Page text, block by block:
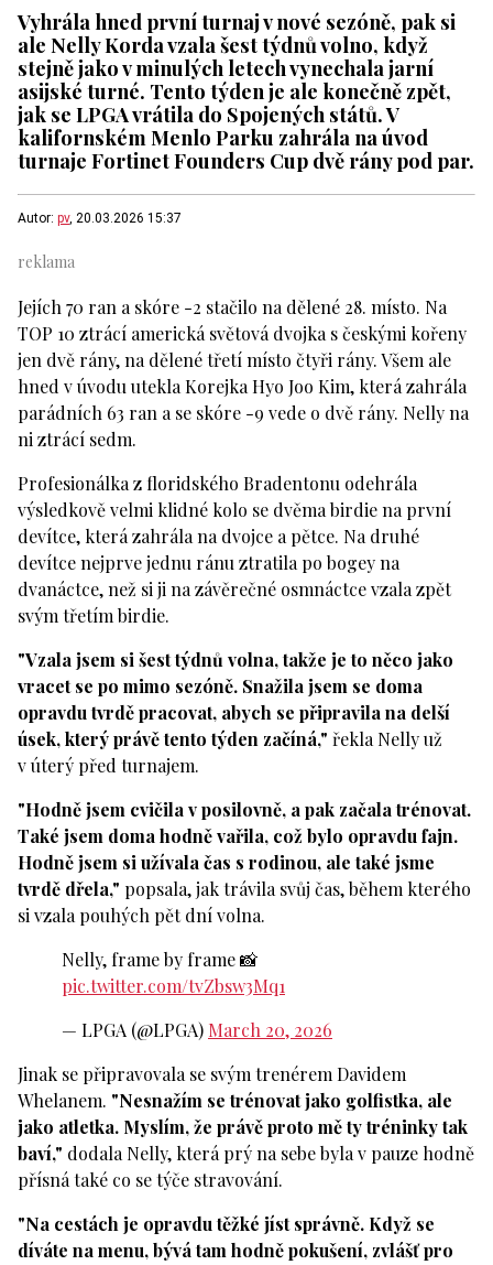
Vyhrála hned první turnaj v nové sezóně, pak si
ale Nelly Korda vzala šest týdnů volno, když
stejně jako v minulých letech vynechala jarní
asijské turné. Tento týden je ale konečně zpět,
jak se LPGA vrátila do Spojených států. V
kalifornském Menlo Parku zahrála na úvod
turnaje Fortinet Founders Cup dvě rány pod par.
Autor: pv, 20.03.2026 15:37
Jejích 70 ran a skóre -2 stačilo na dělené 28. místo. Na
TOP 10 ztrácí americká světová dvojka s českými kořeny
jen dvě rány, na dělené třetí místo čtyři rány. Všem ale
hned v úvodu utekla Korejka Hyo Joo Kim, která zahrála
parádních 63 ran a se skóre -9 vede o dvě rány. Nelly na
ni ztrácí sedm.
Profesionálka z floridského Bradentonu odehrála
výsledkově velmi klidné kolo se dvěma birdie na první
devítce, která zahrála na dvojce a pětce. Na druhé
devítce nejprve jednu ránu ztratila po bogey na
dvanáctce, než si ji na závěrečné osmnáctce vzala zpět
svým třetím birdie.
"Vzala jsem si šest týdnů volna, takže je to něco jako
vracet se po mimo sezóně. Snažila jsem se doma
opravdu tvrdě pracovat, abych se připravila na delší
úsek, který právě tento týden začíná," řekla Nelly už
v úterý před turnajem.
"Hodně jsem cvičila v posilovně, a pak začala trénovat.
Také jsem doma hodně vařila, což bylo opravdu fajn.
Hodně jsem si užívala čas s rodinou, ale také jsme
tvrdě dřela," popsala, jak trávila svůj čas, během kterého
si vzala pouhých pět dní volna.
Nelly, frame by frame 📸
pic.twitter.com/tvZbsw3Mq1
— LPGA (@LPGA) March 20, 2026
Jinak se připravovala se svým trenérem Davidem
Whelanem. "Nesnažím se trénovat jako golfistka, ale
jako atletka. Myslím, že právě proto mě ty tréninky tak
baví," dodala Nelly, která prý na sebe byla v pauze hodně
přísná také co se týče stravování.
"Na cestách je opravdu těžké jíst správně. Když se
díváte na menu, bývá tam hodně pokušení, zvlášť pro